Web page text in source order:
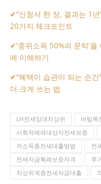
✔“신청서 한 장, 결과는 1
20가지 체크포인트
✔‘중위소득 50%의 문턱’
에 이해하기
✔“혜택이 습관이 되는 순
더 크게 쓰는 법
LH전세임대차상위
버팀목
사회적배려대상자전세보증
저소득층전세대출방법
전
전세자금특례보증자격
주
차상위계층전세자금대출